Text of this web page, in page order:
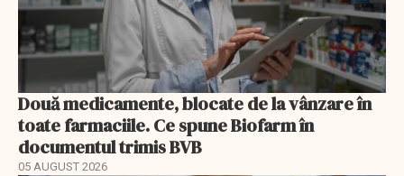
Două medicamente, blocate de la vânzare în
toate farmaciile. Ce spune Biofarm în
documentul trimis BVB
05 AUGUST 2026